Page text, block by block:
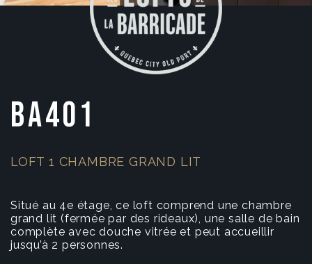
BA401
LOFT 1 CHAMBRE GRAND LIT
Situé au 4e étage, ce loft comprend une chambre
grand lit (fermée par des rideaux), une salle de bain
complète avec douche vitrée et peut accueillir
jusqu’à 2 personnes.